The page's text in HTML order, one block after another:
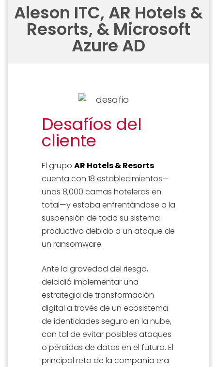
Aleson ITC, AR Hotels &
Resorts, & Microsoft
Azure AD
Desafíos del
cliente
El grupo AR Hotels & Resorts
cuenta con 18 establecimientos—
unas 8,000 camas hoteleras en
total—y estaba enfrentándose a la
suspensión de todo su sistema
productivo debido a un ataque de
un ransomware.
Ante la gravedad del riesgo,
deicidió implementar una
estrategia de transformación
digital a través de un ecosistema
de identidades seguro en la nube,
con tal de evitar posibles ataques
o pérdidas de datos en el futuro. El
principal reto de la compañía era